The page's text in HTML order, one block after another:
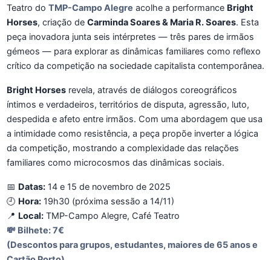
Teatro do TMP-Campo Alegre acolhe a performance Bright
Horses, criação de Carminda Soares & Maria R. Soares. Esta
peça inovadora junta seis intérpretes — três pares de irmãos
gémeos — para explorar as dinâmicas familiares como reflexo
crítico da competição na sociedade capitalista contemporânea.
Bright Horses revela, através de diálogos coreográficos
íntimos e verdadeiros, territórios de disputa, agressão, luto,
despedida e afeto entre irmãos. Com uma abordagem que usa
a intimidade como resistência, a peça propõe inverter a lógica
da competição, mostrando a complexidade das relações
familiares como microcosmos das dinâmicas sociais.
📅 Datas: 14 e 15 de novembro de 2025
🕘 Hora: 19h30 (próxima sessão a 14/11)
📍 Local: TMP-Campo Alegre, Café Teatro
💸 Bilhete:7€
(Descontos para grupos, estudantes, maiores de 65 anos e